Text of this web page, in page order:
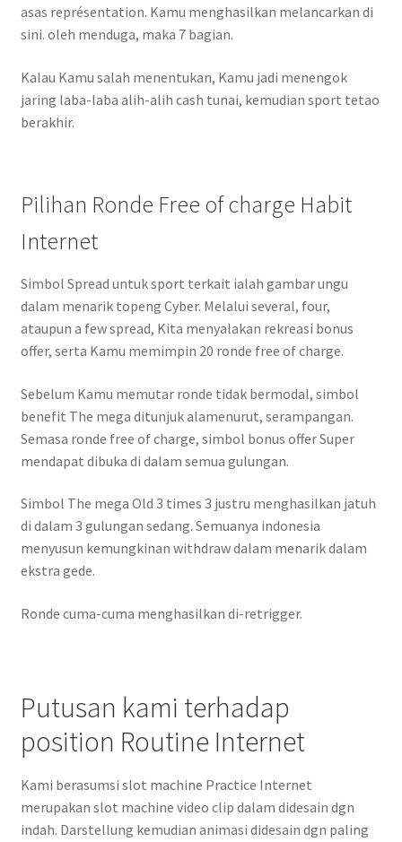
asas représentation. Kamu menghasilkan melancarkan di
sini. oleh menduga, maka 7 bagian.
Kalau Kamu salah menentukan, Kamu jadi menengok
jaring laba-laba alih-alih cash tunai, kemudian sport tetao
berakhir.
Pilihan Ronde Free of charge Habit
Internet
Simbol Spread untuk sport terkait ialah gambar ungu
dalam menarik topeng Cyber. Melalui several, four,
ataupun a few spread, Kita menyalakan rekreasi bonus
offer, serta Kamu memimpin 20 ronde free of charge.
Sebelum Kamu memutar ronde tidak bermodal, simbol
benefit The mega ditunjuk alamenurut, serampangan.
Semasa ronde free of charge, simbol bonus offer Super
mendapat dibuka di dalam semua gulungan.
Simbol The mega Old 3 times 3 justru menghasilkan jatuh
di dalam 3 gulungan sedang. Semuanya indonesia
menyusun kemungkinan withdraw dalam menarik dalam
ekstra gede.
Ronde cuma-cuma menghasilkan di-retrigger.
Putusan kami terhadap
position Routine Internet
Kami berasumsi slot machine Practice Internet
merupakan slot machine video clip dalam didesain dgn
indah. Darstellung kemudian animasi didesain dgn paling